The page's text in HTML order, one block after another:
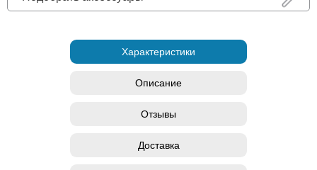
Характеристики
Описание
Отзывы
Доставка